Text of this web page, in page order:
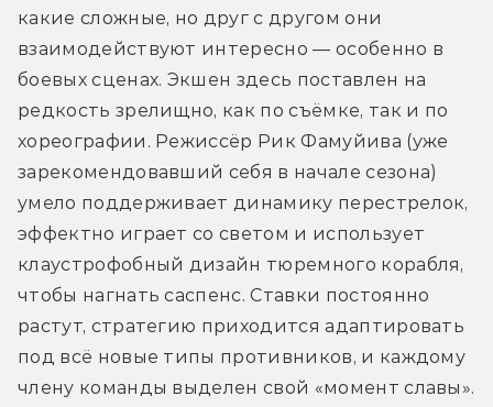
какие сложные, но друг с другом они
взаимодействуют интересно — особенно в
боевых сценах. Экшен здесь поставлен на
редкость зрелищно, как по съёмке, так и по
хореографии. Режиссёр Рик Фамуйива (уже
зарекомендовавший себя в начале сезона)
умело поддерживает динамику перестрелок,
эффектно играет со светом и использует
клаустрофобный дизайн тюремного корабля,
чтобы нагнать саспенс. Ставки постоянно
растут, стратегию приходится адаптировать
под всё новые типы противников, и каждому
члену команды выделен свой «момент славы».